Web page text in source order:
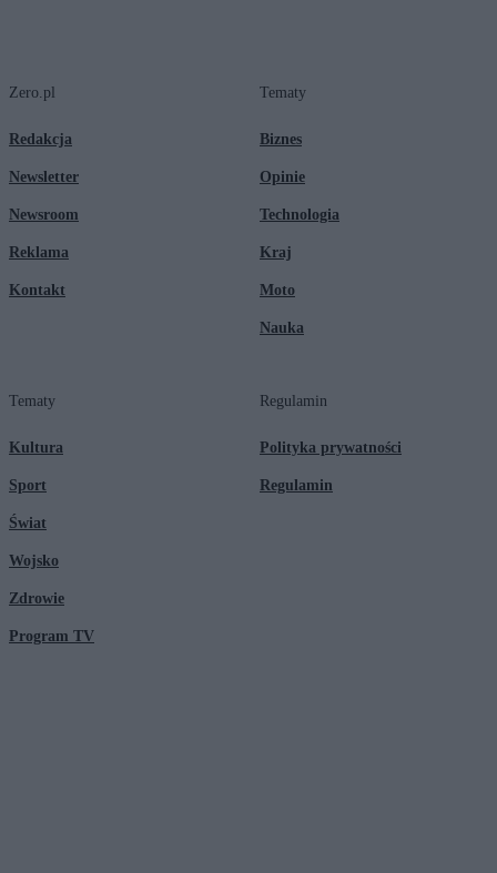
Zero.pl
Redakcja
Newsletter
Newsroom
Reklama
Kontakt
Tematy
Biznes
Opinie
Technologia
Kraj
Moto
Nauka
Tematy
Kultura
Sport
Świat
Wojsko
Zdrowie
Program TV
Regulamin
Polityka prywatności
Regulamin